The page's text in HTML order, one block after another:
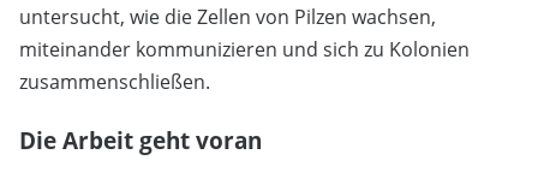
untersucht, wie die Zellen von Pilzen wachsen,
miteinander kommunizieren und sich zu Kolonien
zusammenschließen.
Die Arbeit geht voran